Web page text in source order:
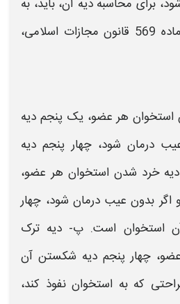
این ماده مراجعه کرد. ماده 569 قانون مجازات اسلامی،
هر عضو، یک پنجم دیه
درمان شود، چهار پنجم دیه
دیهخرد شدن استخوان هر عضو،
بدون عیب درمان شود، چهار
استخوان است. پ- دیه ترک
چهار پنجم دیه شکستن آن
که به استخوان نفوذ کند،